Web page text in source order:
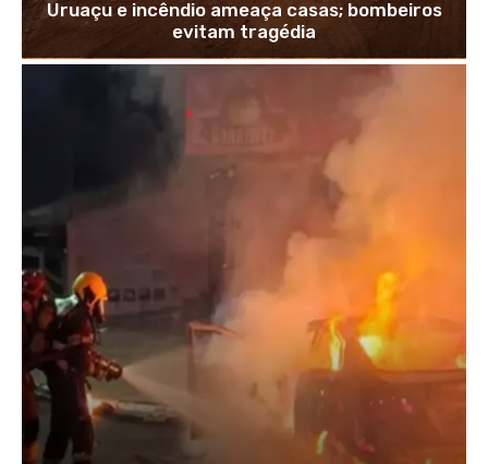
Uruaçu e incêndio ameaça casas; bombeiros
evitam tragédia